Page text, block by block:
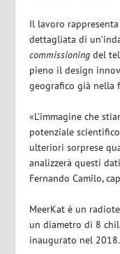
Il lavoro
dettagliata di
commissioning del
pieno il design
geografico già nella
«L’immagine che
potenziale
ulteriori sorprese
analizzerà questi
Fernando Camilo,
MeerKat è un
un diametro di 8
inaugurato nel 2018.